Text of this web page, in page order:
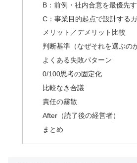
B：前例・社内合意を最優先
C：事業目的起点で設計する
メリット／デメリット比較
判断基準（なぜそれを選ぶの
よくある失敗パターン
0/100思考の固定化
比較なき合議
責任の霧散
After（読了後の経営者）
まとめ